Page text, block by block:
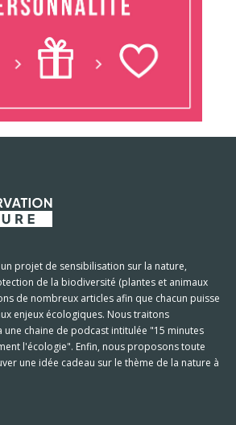
projet de sensibilisation sur la nature,
de la biodiversité (plantes et animaux
de nombreux articles afin que chacun puisse
enjeux écologiques. Nous traitons
une chaine de podcast intitulée "15 minutes
l'écologie". Enfin, nous proposons toute
une idée cadeau sur le thème de la nature à